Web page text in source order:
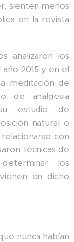
sienten menos
en la revista
analizaron los
2015 y en el
meditación de
de analgesia
estudio de
natural o
con
técnicas de
los
en dicho
nunca habían